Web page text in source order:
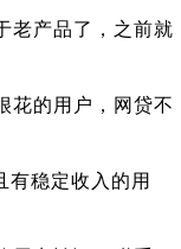
老产品了，之前就
花的用户，网贷不
有稳定收入的用